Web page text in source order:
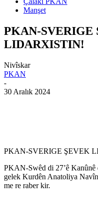
Manşet
PKAN-SVERIGE
LIDARXISTIN!
Nivîskar
PKAN
-
30 Aralık 2024
PKAN-SVERIGE ŞEVEK
PKAN-Swêd di 27’ê Kanûnê
gelek Kurdên Anatoliya
me re raber kir.